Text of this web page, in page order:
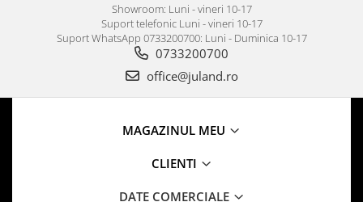
Showroom: Luni - vineri 10-17
Suport telefonic Luni - vineri 10-17
Suport WhatsApp 0733200700: Luni - Duminica 10-17
0733200700
office@juland.ro
MAGAZINUL MEU
CLIENTI
DATE COMERCIALE